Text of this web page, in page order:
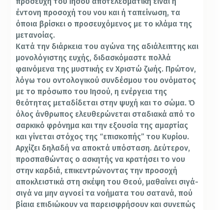
έντονη προσοχή του νου και ή ταπείνωση, τα
όποια βρίσκει ο προσευχόμενος με το κλάμα της
μετανοίας.
Κατά την διάρκεια του αγώνα της αδιάλειπτης και
μονολόγιστης ευχής, διδασκόμαστε πολλά
φαινόμενα της μυστικής εν Χριστώ ζωής. Πρώτον,
λόγω του οντολογικού συνδέσμου του ονόματος
με το πρόσωπο του Ιησού, η ενέργεια της
θεότητας μεταδίδεται στην ψυχή και το σώμα. Ό
όλος άνθρωπος ελευθερώνεται σταδιακά από το
σαρκικό φρόνημα και την εξουσία της αμαρτίας
και γίνεται στόχος της “επισκοπής” του Κυρίου.
Αρχίζει δηλαδή να αποκτά υπόσταση. Δεύτερον,
προσπαθώντας ο ασκητής να κρατήσει το νου
στην καρδιά, επικεντρώνοντας την προσοχή
αποκλειστικά στη σκέψη του Θεού, μαθαίνει σιγά-
σιγά να μην αγνοεί τα νοήματα του σατανά, πού
βίαια επιδιώκουν να παρεισφρήσουν και συνεπώς